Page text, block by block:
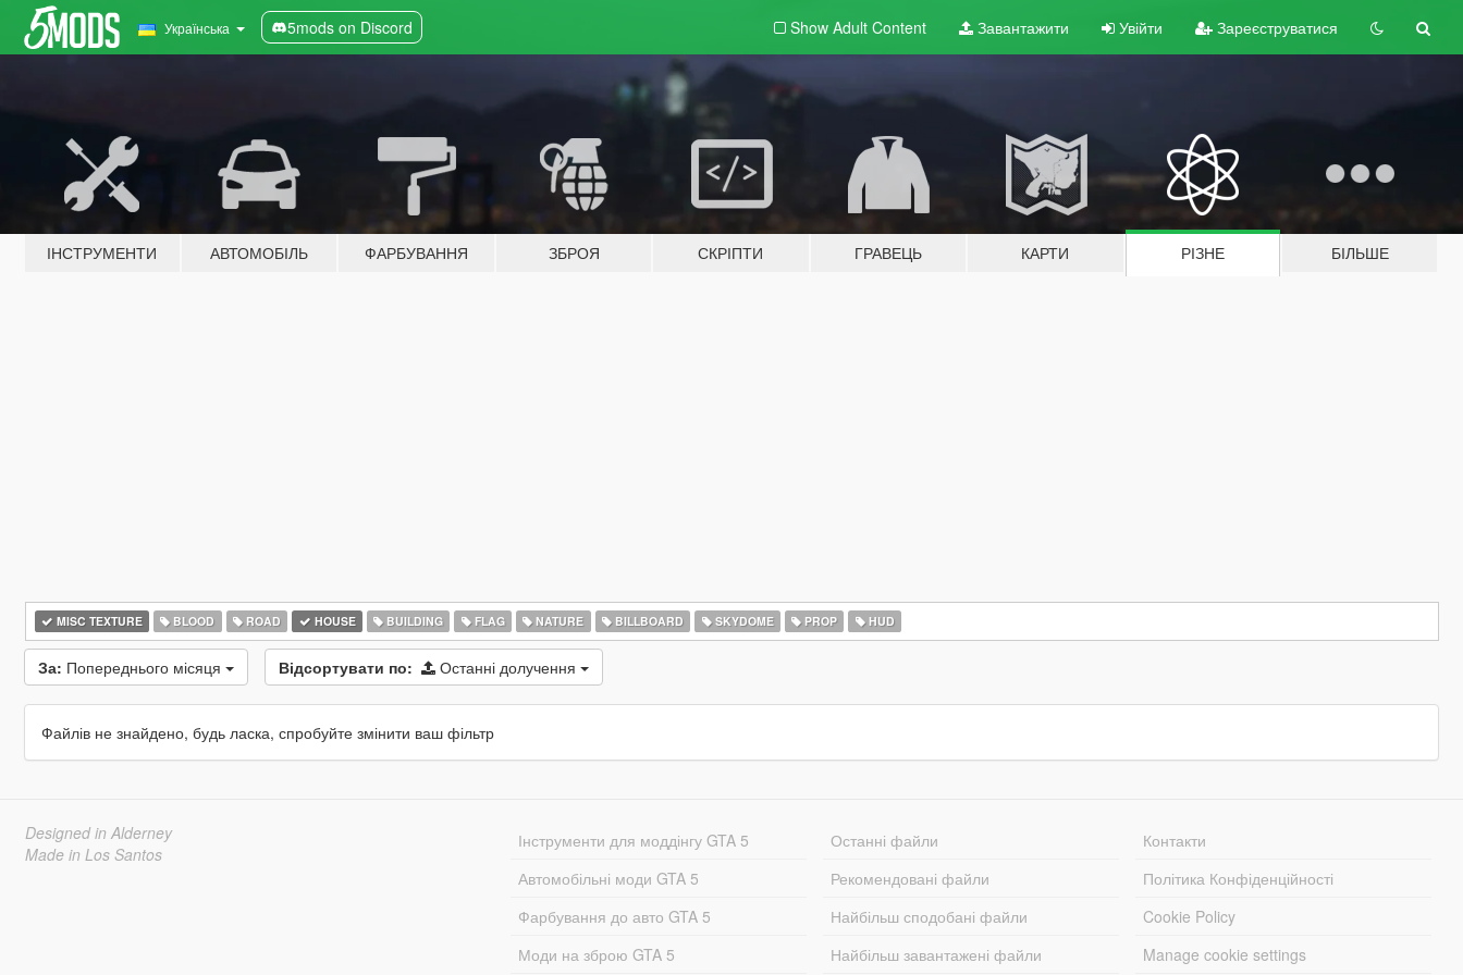
Українська 5mods on Discord Show Adult Content Завантажити Увійти Зареєструватися
ІНСТРУМЕНТИ АВТОМОБІЛЬ ФАРБУВАННЯ ЗБРОЯ СКРІПТИ ГРАВЕЦЬ КАРТИ РІЗНЕ БІЛЬШЕ
MISC TEXTURE BLOOD ROAD HOUSE BUILDING FLAG NATURE BILLBOARD SKYDOME PROP HUD
За: Попереднього місяця Відсортувати по: Останні долучення
Файлів не знайдено, будь ласка, спробуйте змінити ваш фільтр
Designed in Alderney
Made in Los Santos
Інструменти для моддінгу GTA 5
Автомобільні моди GTA 5
Фарбування до авто GTA 5
Моди на зброю GTA 5
Останні файли
Рекомендовані файли
Найбільш сподобані файли
Найбільш завантажені файли
Контакти
Політика Конфіденційності
Cookie Policy
Manage cookie settings